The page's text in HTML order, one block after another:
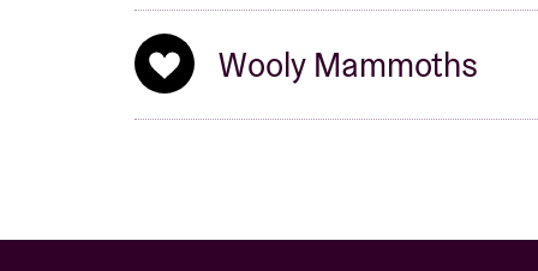
Wooly Mammoths